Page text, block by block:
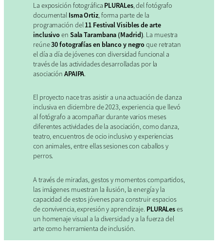
La exposición fotográfica PLURALes, del fotógrafo
documental Isma Ortiz, forma parte de la
programación del11 Festival Visibles de arte
inclusivoen Sala Tarambana (Madrid). La muestra
reúne30 fotografías en blanco y negroque retratan
el día a día de jóvenes con diversidad funcional a
través de las actividades desarrolladas por la
asociación APAIPA.
El proyecto nace tras asistir a una actuación de danza
inclusiva en diciembre de 2023, experiencia que llevó
al fotógrafo a acompañar durante varios meses
diferentes actividades de la asociación, como danza,
teatro, encuentros de ocio inclusivo y experiencias
con animales, entre ellas sesiones con caballos y
perros.
A través de miradas, gestos y momentos compartidos,
las imágenes muestran la ilusión, la energía y la
capacidad de estos jóvenes para construir espacios
de convivencia, expresión y aprendizaje. PLURALeses
un homenaje visual a la diversidad y a la fuerza del
arte como herramienta de inclusión.